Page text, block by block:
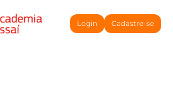
Login Cadastre-se